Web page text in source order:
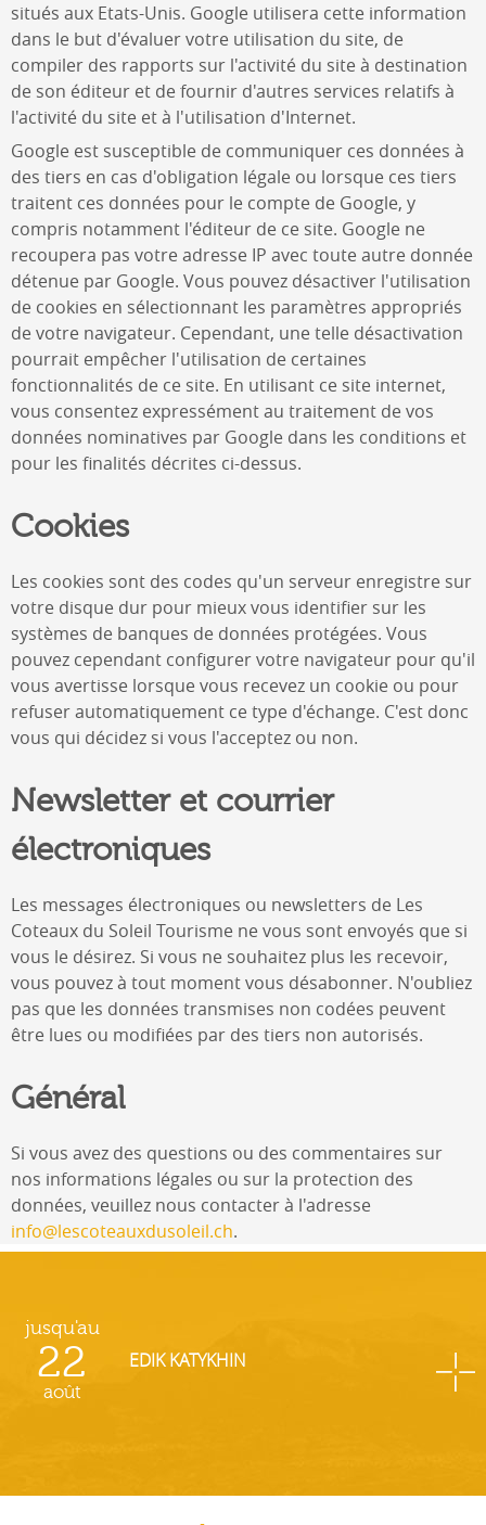
situés aux Etats-Unis. Google utilisera cette information
dans le but d'évaluer votre utilisation du site, de
compiler des rapports sur l'activité du site à destination
de son éditeur et de fournir d'autres services relatifs à
l'activité du site et à l'utilisation d'Internet.
Google est susceptible de communiquer ces données à
des tiers en cas d'obligation légale ou lorsque ces tiers
traitent ces données pour le compte de Google, y
compris notamment l'éditeur de ce site. Google ne
recoupera pas votre adresse IP avec toute autre donnée
détenue par Google. Vous pouvez désactiver l'utilisation
de cookies en sélectionnant les paramètres appropriés
de votre navigateur. Cependant, une telle désactivation
pourrait empêcher l'utilisation de certaines
fonctionnalités de ce site. En utilisant ce site internet,
vous consentez expressément au traitement de vos
données nominatives par Google dans les conditions et
pour les finalités décrites ci-dessus.
Cookies
Les cookies sont des codes qu'un serveur enregistre sur
votre disque dur pour mieux vous identifier sur les
systèmes de banques de données protégées. Vous
pouvez cependant configurer votre navigateur pour qu'il
vous avertisse lorsque vous recevez un cookie ou pour
refuser automatiquement ce type d'échange. C'est donc
vous qui décidez si vous l'acceptez ou non.
Newsletter et courrier
électroniques
Les messages électroniques ou newsletters de Les
Coteaux du Soleil Tourisme ne vous sont envoyés que si
vous le désirez. Si vous ne souhaitez plus les recevoir,
vous pouvez à tout moment vous désabonner. N'oubliez
pas que les données transmises non codées peuvent
être lues ou modifiées par des tiers non autorisés.
Général
Si vous avez des questions ou des commentaires sur
nos informations légales ou sur la protection des
données, veuillez nous contacter à l'adresse
info@lescoteauxdusoleil.ch.
jusqu'au
22
août
EDIK KATYKHIN